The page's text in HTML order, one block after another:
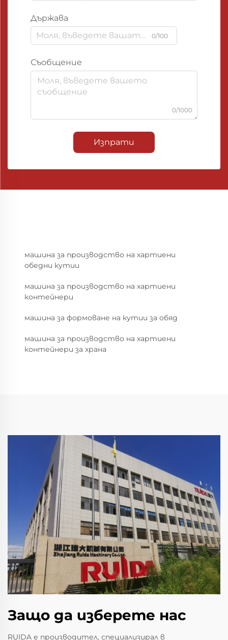
Държава
0/100
Съобщение
0/1000
Изпрати
машина за производство на хартиени
обедни кутии
машина за производство на хартиени
контейнери
машина за формоване на кутии за обяд
машина за производство на хартиени
контейнери за храна
Защо да изберете нас
RUIDA е производител, специализирал в